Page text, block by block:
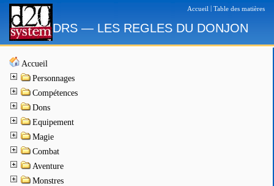
Accueil Table des matières
DRS — LES REGLES DU DONJON
Accueil
Personnages
Compétences
Dons
Equipement
Magie
Combat
Aventure
Monstres